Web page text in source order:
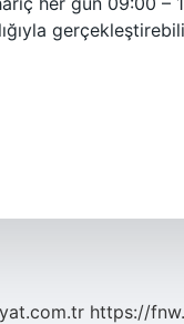
https://